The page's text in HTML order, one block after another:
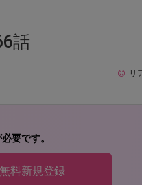
話
リ
要です。
無料新規登録